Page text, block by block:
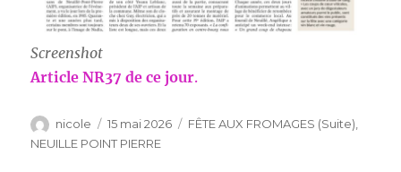
Screenshot
Article NR37 de ce jour.
Auteur
nicole
Publié
le
15 mai 2026 Catégories
FÊTE AUX FROMAGES (Suite),
NEUILLE POINT PIERRE